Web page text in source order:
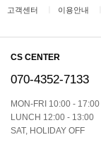
고객센터 이용안내
CS CENTER
070-4352-7133
MON-FRI 10:00 - 17:00
LUNCH 12:00 - 13:00
SAT, HOLIDAY OFF